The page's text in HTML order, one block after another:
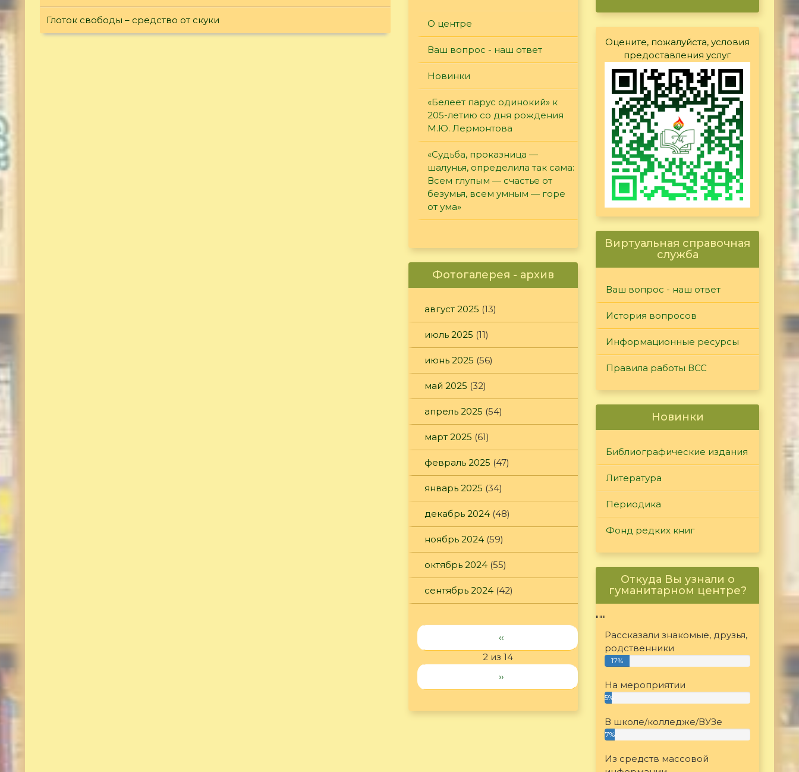
Глоток свободы – средство от скуки О центре
Ваш вопрос - наш ответ
Новинки
«Белеет парус одинокий» к
205-летию со дня рождения
М.Ю. Лермонтова
«Судьба, проказница —
шалунья, определила так сама:
Всем глупым — счастье от
безумья, всем умным — горе
от ума»
Фотогалерея - архив
август 2025 (13)
июль 2025 (11)
июнь 2025 (56)
май 2025 (32)
апрель 2025 (54)
март 2025 (61)
февраль 2025 (47)
январь 2025 (34)
декабрь 2024 (48)
ноябрь 2024 (59)
октябрь 2024 (55)
сентябрь 2024 (42)
‹‹
2 из 14
››
Оцените, пожалуйста, условия
предоставления услуг
Виртуальная справочная
служба
Ваш вопрос - наш ответ
История вопросов
Информационные ресурсы
Правила работы ВСС
Новинки
Библиографические издания
Литература
Периодика
Фонд редких книг
Откуда Вы узнали о
гуманитарном центре?
"""
Рассказали знакомые, друзья,
родственники
17%
На мероприятии
5%
В школе/колледже/ВУЗе
7%
Из средств массовой